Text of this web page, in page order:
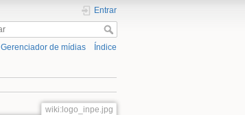
Entrar
Gerenciador de mídias Índice
wiki:logo_inpe.jpg